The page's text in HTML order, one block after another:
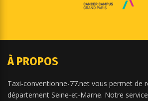
À PROPOS
Taxi-conventionne-77.net vous permet de
département Seine-et-Marne. Notre